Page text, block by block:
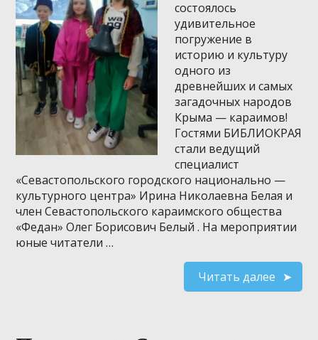
состоялось
удивительное
погружение в
историю и культуру
одного из
древнейших и самых
загадочных народов
Крыма — караимов!
Гостями БИБЛИОКРАЯ
стали ведущий
специалист
«Севастопольского городского национально —
культурного центра» Ирина Николаевна Белая и
член Севастопольского караимского общества
«Федан» Олег Борисович Белый . На мероприятии
юные читатели …
Читать далее